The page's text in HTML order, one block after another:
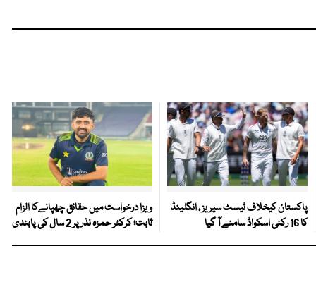
پاکستان کیخلاف ٹیسٹ سیریز ، انگلینڈ
کا 16 رکنی اسکواڈ سامنے آ گیا
ویزا درخواست میں حقائق چھپانےکا الزام
ثابت؛ کرکٹر حمزہ نذر پر 2 سال کی پابندی